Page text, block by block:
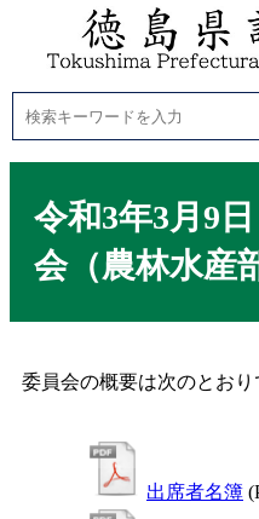
令和3年3月9
会（農林水産
委員会の概要は次のとおり
出席者名簿